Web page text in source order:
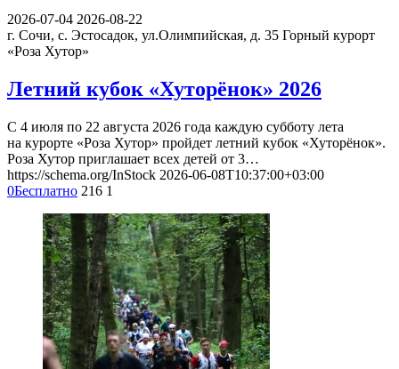
2026-07-04 2026-08-22
г. Сочи, с. Эстосадок, ул.Олимпийская, д. 35 Горный курорт
«Роза Хутор»
Летний кубок «Хуторёнок» 2026
С 4 июля по 22 августа 2026 года каждую субботу лета
на курорте «Роза Хутор» пройдет летний кубок «Хуторёнок».
Роза Хутор приглашает всех детей от 3…
https://schema.org/InStock 2026-06-08T10:37:00+03:00
0Бесплатно 216 1